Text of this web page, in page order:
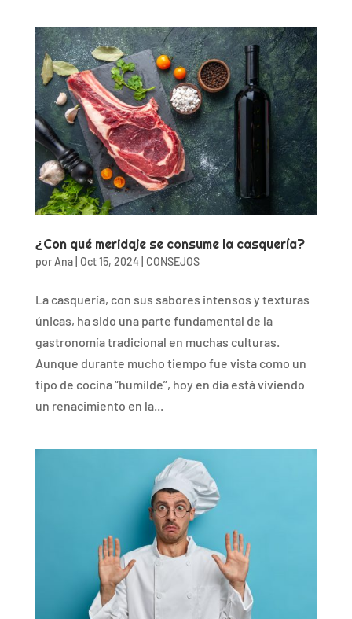
¿Con qué meridaje se consume la casquería?
porAna| Oct 15, 2024| CONSEJOS
La casquería, con sus sabores intensos y texturas
únicas, ha sido una parte fundamental de la
gastronomía tradicional en muchas culturas.
Aunque durante mucho tiempo fue vista como un
tipo de cocina “humilde”, hoy en día está viviendo
un renacimiento en la...